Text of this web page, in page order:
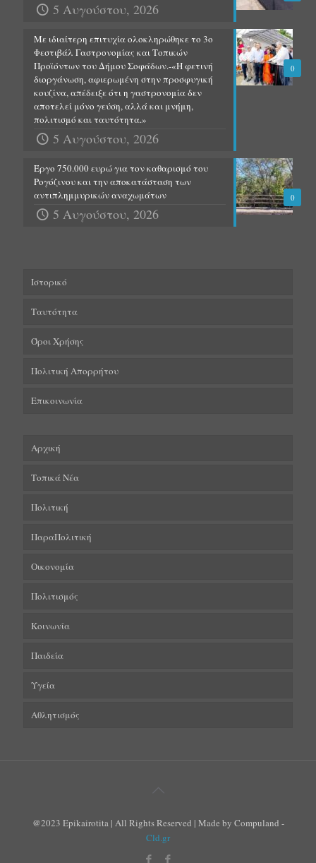
5 Αυγούστου, 2026
0
Με ιδιαίτερη επιτυχία ολοκληρώθηκε το 3ο
Φεστιβάλ Γαστρονομίας και Τοπικών
Προϊόντων του Δήμου Σοφάδων.-«Η φετινή
διοργάνωση, αφιερωμένη στην προσφυγική
κουζίνα, απέδειξε ότι η γαστρονομία δεν
αποτελεί μόνο γεύση, αλλά και μνήμη,
πολιτισμό και ταυτότητα.»
5 Αυγούστου, 2026
0
Έργο 750.000 ευρώ για τον καθαρισμό του
Ρογόζινου και την αποκατάσταση των
αντιπλημμυρικών αναχωμάτων
5 Αυγούστου, 2026
Ιστορικό
Ταυτότητα
Όροι Χρήσης
Πολιτική Απορρήτου
Επικοινωνία
Αρχική
Τοπικά Νέα
Πολιτική
ΠαραΠολιτική
Οικονομία
Πολιτισμός
Κοινωνία
Παιδεία
Υγεία
Αθλητισμός
@2023 Epikairotita | All Rights Reserved | Made by Compuland -
Cld.gr